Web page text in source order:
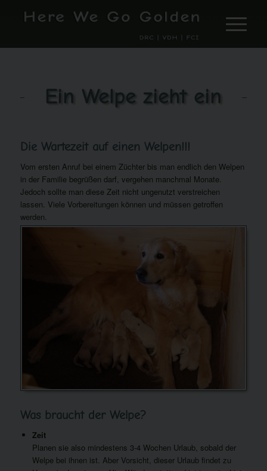
Ein Welpe zieht ein
Die Wartezeit auf einen Welpen!!!
Vom ersten Anruf bei einem Züchter bis man endlich den Welpen
in der Familie begrüßen darf, vergehen manchmal Monate.
Jedoch sollte man diese Zeit nicht ungenutzt verstreichen
lassen. Viele Vorbereitungen können und müssen getroffen
werden.
Was braucht der Welpe?
Zeit
Planen sie also mindestens 3-4 Wochen Urlaub, sobald der
Welpe bei ihnen ist. Aber Vorsicht, dieser Urlaub findet zu